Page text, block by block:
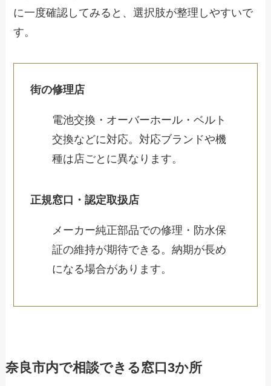
に一度確認してみると、選択肢が整理しやすいで
す。
街の修理店
電池交換・オーバーホール・ベルト
交換などに対応。対応ブランドや機
種は店ごとに異なります。
正規窓口・認定取扱店
メーカー純正部品での修理・防水保
証の維持が期待できる。納期が長め
になる場合があります。
奈良市内で相談できる窓口3か所